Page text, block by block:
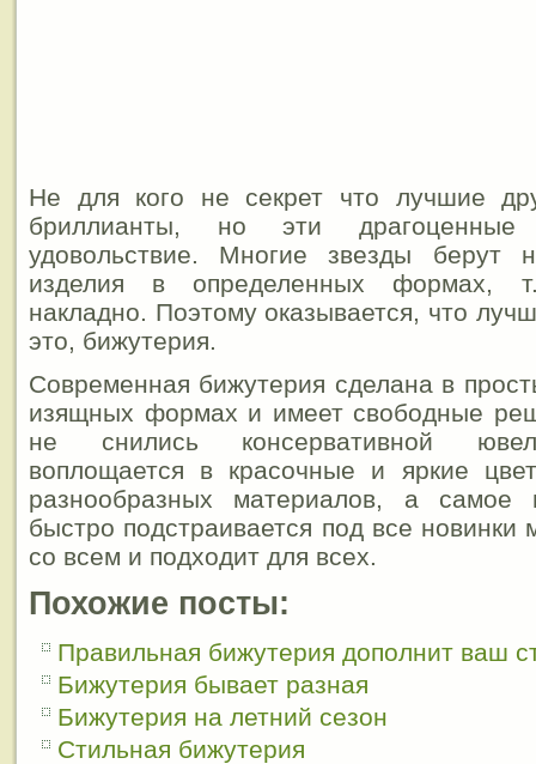
Не для кого не секрет что лучшие
бриллианты, но эти драгоценные
удовольствие. Многие звезды берут
изделия в определенных формах,
накладно. Поэтому оказывается, что
это, бижутерия.
Современная бижутерия сделана в
изящных формах и имеет свободные
не снились консервативной
воплощается в красочные и яркие
разнообразных материалов, а самое
быстро подстраивается под все новинки
со всем и подходит для всех.
Похожие посты:
Правильная бижутерия дополнит ваш
Бижутерия бывает разная
Бижутерия на летний сезон
Стильная бижутерия